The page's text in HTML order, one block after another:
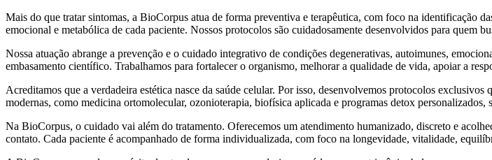
Mais do que tratar sintomas, a BioCorpus atua de forma preventiva e terapêutica, com foco na identificação
emocional e metabólica de cada paciente. Nossos protocolos são cuidadosamente desenvolvidos para quem
Nossa atuação abrange a prevenção e o cuidado integrativo de condições degenerativas, autoimunes,
embasamento científico. Trabalhamos para fortalecer o organismo, melhorar a qualidade de vida, apoiar a
Acreditamos que a verdadeira estética nasce da saúde celular. Por isso, desenvolvemos protocolos
modernas, como medicina ortomolecular, ozonioterapia, biofísica aplicada e programas detox
Na BioCorpus, o cuidado vai além do tratamento. Oferecemos um atendimento humanizado, discreto e
contato. Cada paciente é acompanhado de forma individualizada, com foco na longevidade, vitalidade,